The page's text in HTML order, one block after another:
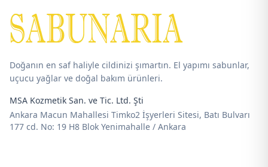
Doğanın en saf haliyle cildinizi şımartın. El yapımı sabunlar,
uçucu yağlar ve doğal bakım ürünleri.
MSA Kozmetik San. ve Tic. Ltd. Şti
Ankara Macun Mahallesi Timko2 İşyerleri Sitesi, Batı Bulvarı
177 cd. No: 19 H8 Blok Yenimahalle / Ankara